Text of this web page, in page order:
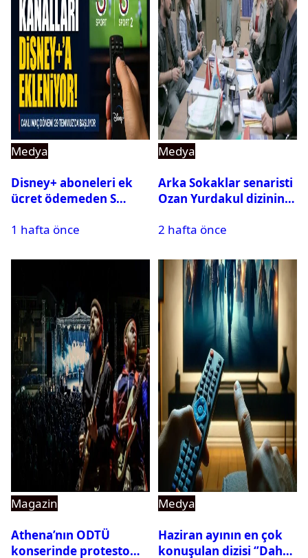
Medya
Disney+ aboneleri ek
ücret ödemeden S
izleyebilecek
1 hafta önce
Medya
Arka Sokaklar senaristi
Ozan Yurdakul dizinin
2 hafta önce
Magazin
Athena’nın ODTÜ
konserinde protesto
Medya
Haziran ayının en çok
konuşulan dizisi ‘’Daha